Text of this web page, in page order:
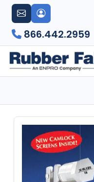
866.442.2959